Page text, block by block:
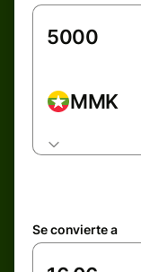
MMK
Se convierte a